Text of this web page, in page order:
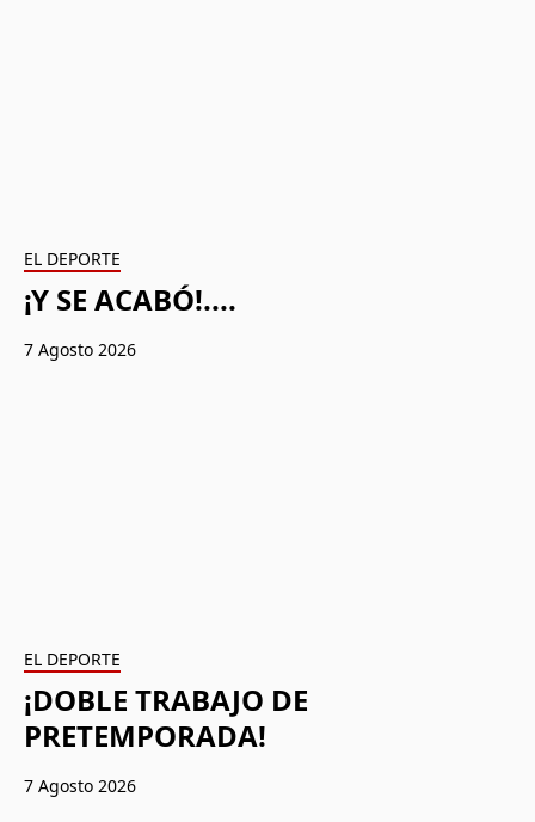
EL DEPORTE
¡Y SE ACABÓ!....
7 Agosto 2026
EL DEPORTE
¡DOBLE TRABAJO DE
PRETEMPORADA!
7 Agosto 2026